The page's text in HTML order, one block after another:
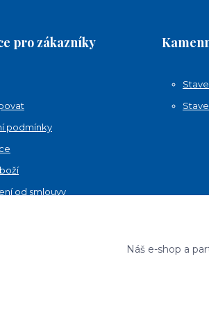
pro zákazníky
podmínky
od smlouvy
Náš e-shop a